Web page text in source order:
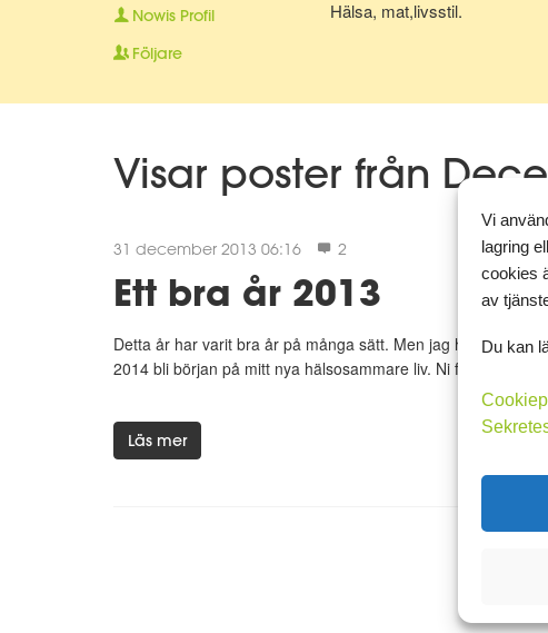
Hälsa, mat,livsstil.
Nowis Profil
Följare
Visar poster från
31 december 2013 06:16 2
Ett bra år 2013
Detta år har varit bra år på många sätt. Men jag har inte
2014 bli början på mitt nya hälsosammare liv. Ni får nu ha ett
Läs mer
Vi
lagring
cookies
av
Du kan